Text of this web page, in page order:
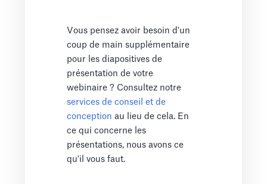
Vous pensez avoir besoin d'un
coup de main supplémentaire
pour les diapositives de
présentation de votre
webinaire ? Consultez notre
services de conseil et de
conception au lieu de cela. En
ce qui concerne les
présentations, nous avons ce
qu'il vous faut.